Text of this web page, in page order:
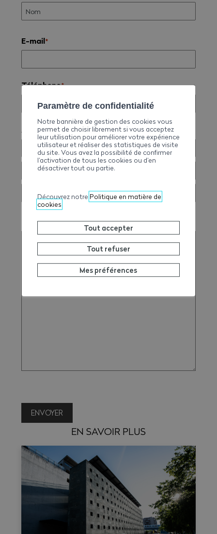
E-mail*
Téléphone*
Adresse de facturation*
Remarque
ENVOYER
EN SAVOIR PLUS
Paramètre de confidentialité
Notre bannière de gestion des cookies vous
permet de choisir librement si vous acceptez
leur utilisation pour améliorer votre expérience
utilisateur et réaliser des statistiques de visite
du site. Vous avez la possibilité de confirmer
l’activation de tous les cookies ou d’en
désactiver tout ou partie.
Découvrez notre Politique en matière de
cookies
Tout accepter
Tout refuser
Mes préférences